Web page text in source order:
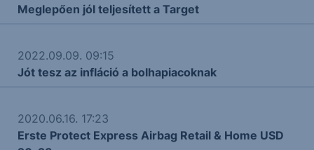
Meglepően jól teljesített a Target
2022.09.09. 09:15
Jót tesz az infláció a bolhapiacoknak
2020.06.16. 17:23
Erste Protect Express Airbag Retail & Home USD